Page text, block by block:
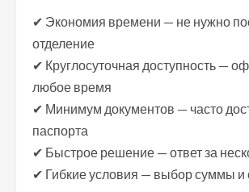
✔ Экономия времени — не нужно
отделение
✔ Круглосуточная доступность —
любое время
✔ Минимум документов — часто
паспорта
✔ Быстрое решение — ответ за
✔ Гибкие условия — выбор суммы и